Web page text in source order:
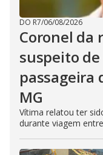
DO R7/06/08/2026
Coronel da
suspeito
passageira
MG
Vítima relatou ter
durante viagem